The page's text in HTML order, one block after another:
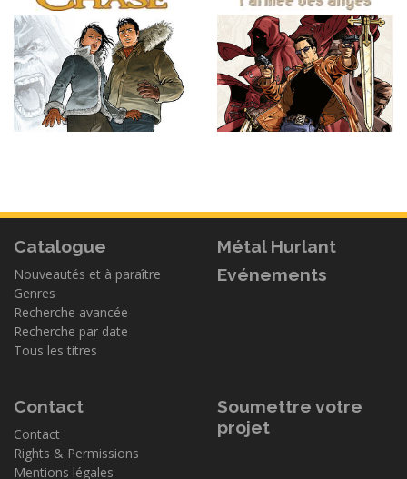
Catalogue
Nouveautés et à paraître
Genres
Recherche avancée
Recherche par date
Tous les titres
Métal Hurlant
Evénements
Contact
Contact
Rights & Permissions
Mentions légales
Soumettre votre
projet